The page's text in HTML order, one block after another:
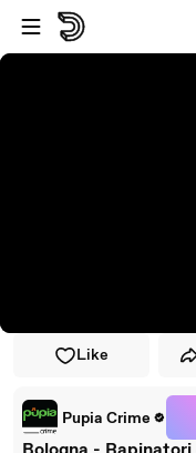
Vai al lettore
Passa al contenuto
Like
Pupia Crime